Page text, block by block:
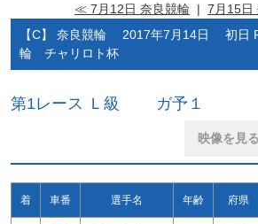
≪ 7月12日 奈良競輪 | 7月15
【C】 奈良競輪 2017年7月14日 初日
輪 チャリロト杯
第1レース Ｌ級 ガ予１
映像を見る
着 車番 選手名 年齢 府県